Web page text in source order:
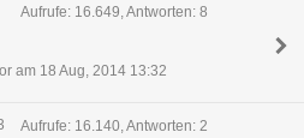
Aufrufe: 16.649, Antworten: 8
am 18 Aug, 2014 13:32
Aufrufe: 16.140, Antworten: 2